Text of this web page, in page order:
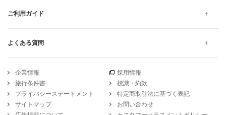
ご利用ガイド
よくある質問
企業情報
採用情報
旅行条件書
標識・約款
プライバシーステートメント
特定商取引法に基づく表記
サイトマップ
お問い合わせ